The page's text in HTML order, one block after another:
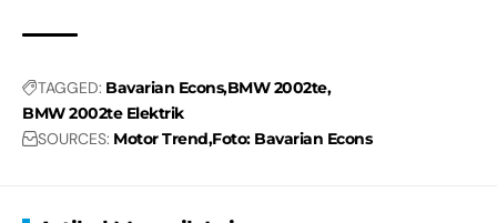
TAGGED: Bavarian EconsBMW 2002te
BMW 2002te Elektrik
SOURCES: Motor Trend Foto: Bavarian Econs